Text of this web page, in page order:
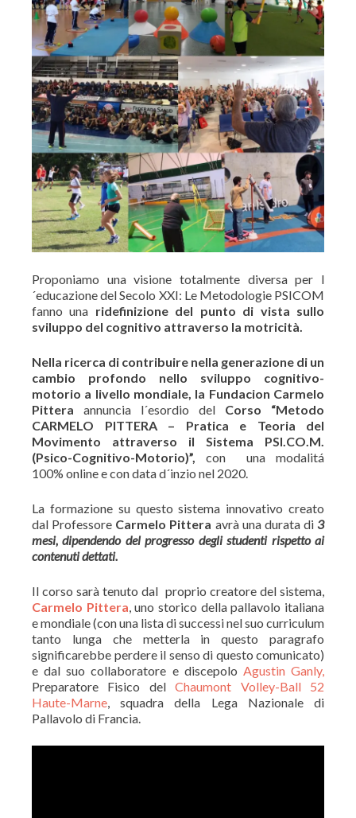
Proponiamo una visione totalmente diversa per l
´educazione del Secolo XXI: Le Metodologie PSICOM
fanno una ridefinizione del punto di vista sullo
sviluppo del cognitivo attraverso la motricità.
Nella ricerca di contribuire nella generazione di un
cambio profondo nello sviluppo cognitivo-
motorio a livello mondiale, la Fundacion Carmelo
Pittera annuncia l´esordio del Corso “Metodo
CARMELO PITTERA – Pratica e Teoria del
Movimento attraverso il Sistema PSI.CO.M.
(Psico-Cognitivo-Motorio)”,
con una modalitá
100% online e con data d´inzio nel 2020.
La formazione su questo sistema innovativo creato
dal Professore Carmelo Pittera avrà una durata di 3
mesi, dipendendo del progresso degli studenti rispetto ai
contenuti dettati.
Il corso sarà tenuto dal proprio creatore del sistema,
Carmelo Pittera , uno storico della pallavolo italiana
e mondiale (con una lista di successi nel suo curriculum
tanto lunga che metterla in questo paragrafo
significarebbe perdere il senso di questo comunicato)
e dal suo collaboratore e discepolo Agustin Ganly,
Preparatore Fisico delChaumont Volley-Ball 52
Haute-Marne , squadra della Lega Nazionale di
Pallavolo di Francia.